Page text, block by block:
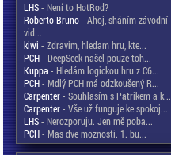
LHS- Není to HotRod?
Roberto Bruno- Ahoj, sháním závodní
vid...
kiwi - Zdravim, hledam hru, kte...
PCH- DeepSeek našel pouze toh...
Kuppa - Hledám logickou hru z C6...
PCH- Mdlý PCH má odzkoušený R...
Carpenter- Souhlasím s Patrikem a k...
Carpenter- Vše už funguje ke spokoj...
LHS- Nerozporuju. Jen mě poba...
PCH- Mas dve moznosti. 1. bu...